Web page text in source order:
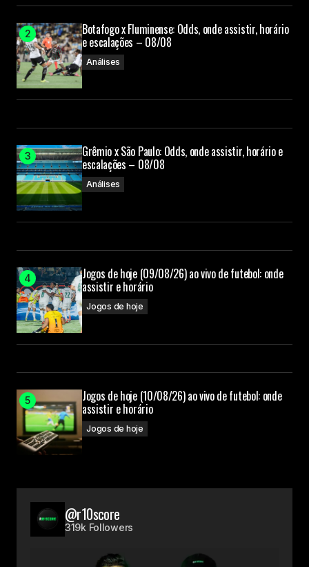
Botafogo x Fluminense: Odds, onde assistir, horário
e escalações – 08/08
Análises
Grêmio x São Paulo: Odds, onde assistir, horário e
escalações – 08/08
Análises
Jogos de hoje (09/08/26) ao vivo de futebol: onde
assistir e horário
Jogos de hoje
Jogos de hoje (10/08/26) ao vivo de futebol: onde
assistir e horário
Jogos de hoje
@r10score
319k Followers